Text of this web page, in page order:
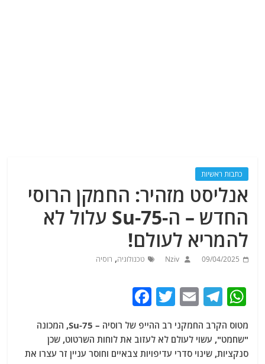
כתבות ראשיות
אנליסט מזהיר: החמקן הרוסי
החדש – ה-Su-75 עלול לא
להמריא לעולם!
09/04/2025
Nziv טכנולוגיה, רוסיה
W
at
s
T
e
g
E
ai
l
T
itt
er
a
c
e
מטוס הקרב החמקני רב ההייפ של רוסיה – Su-75, המכונה
"שחמט", עשוי לעולם לא לעזוב את לוחות השרטוט, שכן
סנקציות, שינוי סדרי עדיפויות צבאיים וחוסר עניין זר עצרו את